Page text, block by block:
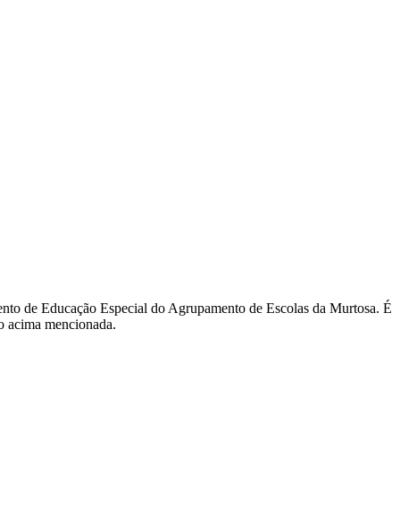
de Educação Especial do Agrupamento de Escolas da Murtosa. É
acima mencionada.